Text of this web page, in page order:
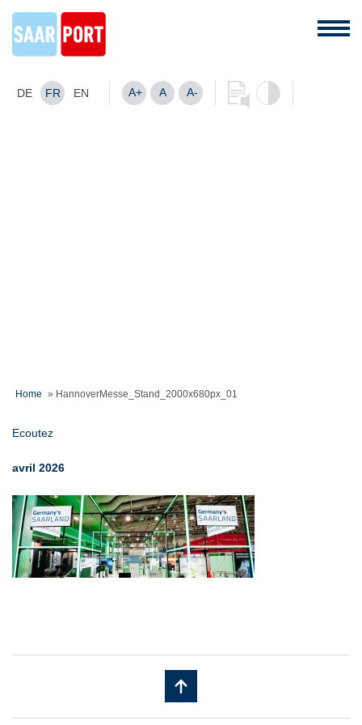
DE FR EN A+ A A-
Home » HannoverMesse_Stand_2000x680px_01
Ecoutez
avril 2026